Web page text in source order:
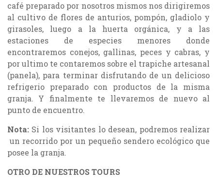
café preparado por nosotros mismos nos dirigiremos
al cultivo de flores de anturios, pompón, gladiolo y
girasoles, luego a la huerta orgánica, y a las
estaciones de especies menores donde
encontraremos conejos, gallinas, peces y cabras, y
por ultimo te contaremos sobre el trapiche artesanal
(panela), para terminar disfrutando de un delicioso
refrigerio preparado con productos de la misma
granja. Y finalmente te llevaremos de nuevo al
punto de encuentro.
Nota: Si los visitantes lo desean, podremos realizar
un recorrido por un pequeño sendero ecológico que
posee la granja.
OTRO DE NUESTROS TOURS